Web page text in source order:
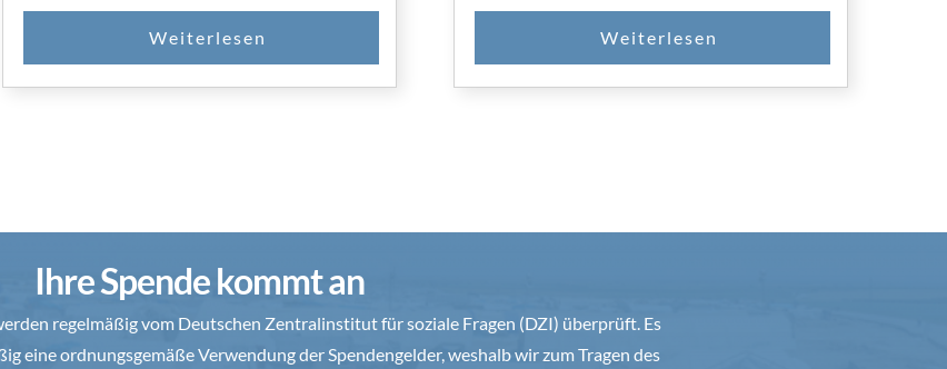
Ihre Spende kommt an
regelmäßig vom Deutschen Zentralinstitut für soziale Fragen (DZI) überprüft. Es
eine ordnungsgemäße Verwendung der Spendengelder, weshalb wir zum Tragen des